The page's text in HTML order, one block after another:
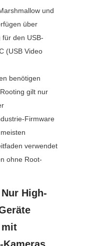
und
über
für den USB-
(USB Video
benötigen
gilt nur
Firmware
verwendet
ohne Root-
High-
mit